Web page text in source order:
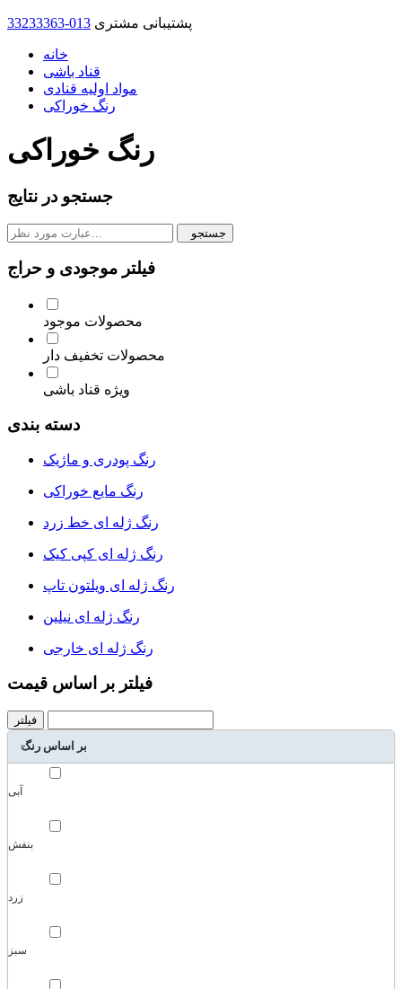
33233363-013 پشتیبانی مشتری
خانه
قناد باشی
مواد اولیه قنادی
رنگ خوراکی
رنگ خوراکی
جستجو در نتایج
جستجو
فیلتر موجودی و حراج
محصولات موجود
محصولات تخفیف دار
ویژه قناد باشی
دسته بندی
رنگ پودری و ماژیک
رنگ مایع خوراکی
رنگ ژله ای خط زرد
رنگ ژله ای کپی کیک
رنگ ژله ای ویلتون تاپ
رنگ ژله ای نیلین
رنگ ژله ای خارجی
فیلتر بر اساس قیمت
فیلتر
بر اساس رنگ
آبی
بنفش
زرد
سبز